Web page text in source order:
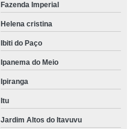
Fazenda Imperial
Helena cristina
Ibiti do Paço
Ipanema do Meio
Ipiranga
Itu
Jardim Altos do Itavuvu